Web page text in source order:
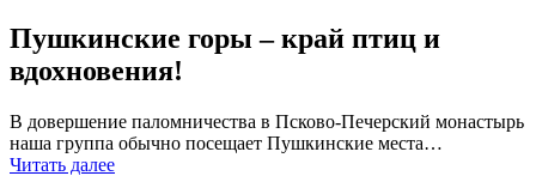
Пушкинские горы – край птиц и
вдохновения!
В довершение паломничества в Псково-Печерский монастырь
наша группа обычно посещает Пушкинские места…
Читать далее